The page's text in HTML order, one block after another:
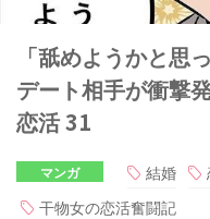
「舐めようかと思
デート相手が衝撃
恋活 31
マンガ 結婚
干物女の恋活奮闘記